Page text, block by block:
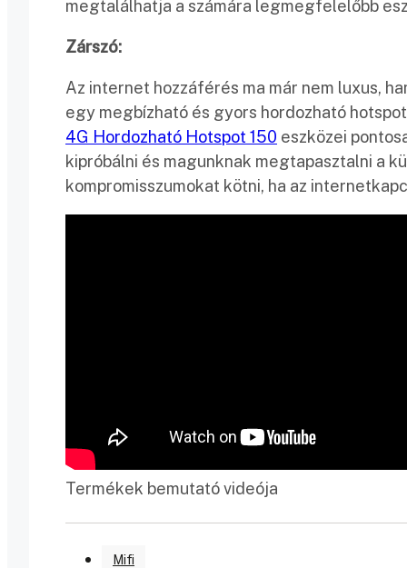
megtalálhatja a számára legmegfelelőbb
Zárszó:
Az internet hozzáférés ma már nem luxus,
egy megbízható és gyors hordozható
4G Hordozható Hotspot 150 eszközei
kipróbálni és magunknak megtapasztalni a
kompromisszumokat kötni, ha az
Termékek bemutató videója
Mifi